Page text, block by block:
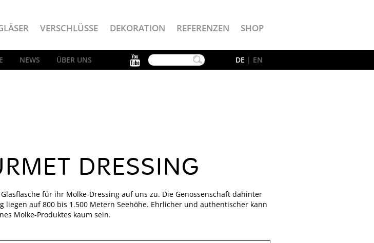
VERSCHLÜSSE DEKORATION REFERENZEN SHOP
NEWS ÜBER UNS DE | EN
YouTube
DRESSING
für ihr Molke-Dressing auf uns zu. Die Genossenschaft dahinter
auf 800 bis 1.500 Metern Seehöhe. Ehrlicher und authentischer kann
Molke-Produktes kaum sein.